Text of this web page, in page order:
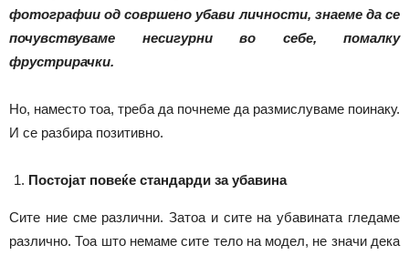
фотографии од совршено убави личности, знаеме да се
почувствуваме несигурни во себе, помалку
фрустрирачки.
Но, наместо тоа, треба да почнеме да размислуваме поинаку.
И се разбира позитивно.
Постојат повеќе стандарди за убавина
Сите ние сме различни. Затоа и сите на убавината гледаме
различно. Тоа што немаме сите тело на модел, не значи дека